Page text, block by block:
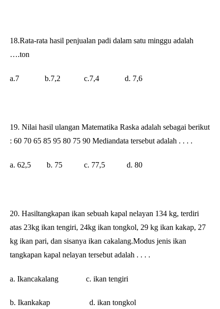
18.Rata-rata hasil penjualan padi dalam satu minggu adalah
….ton
a.7 b.7,2 c.7,4 d. 7,6
19. Nilai hasil ulangan Matematika Raska adalah sebagai berikut
: 60 70 65 85 95 80 75 90 Mediandata tersebut adalah . . . .
a. 62,5 b. 75 c. 77,5 d. 80
20. Hasiltangkapan ikan sebuah kapal nelayan 134 kg, terdiri
atas 23kg ikan tengiri, 24kg ikan tongkol, 29 kg ikan kakap, 27
kg ikan pari, dan sisanya ikan cakalang.Modus jenis ikan
tangkapan kapal nelayan tersebut adalah . . . .
a. Ikancakalang c. ikan tengiri
b. Ikankakap d. ikan tongkol